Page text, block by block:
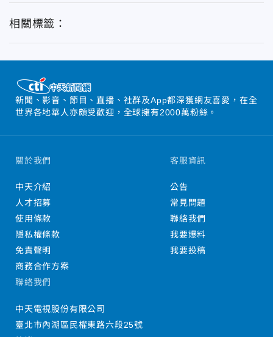
相關標籤：
新聞、影音、節目、直播、社群及App都深獲網友喜愛，在全
世界各地華人亦頗受歡迎，全球擁有2000萬粉絲。
關於我們
中天介紹
人才招募
使用條款
隱私權條款
免責聲明
商務合作方案
客服資訊
公告
常見問題
聯絡我們
我要爆料
我要投稿
聯絡我們
中天電視股份有限公司
臺北市內湖區民權東路六段25號